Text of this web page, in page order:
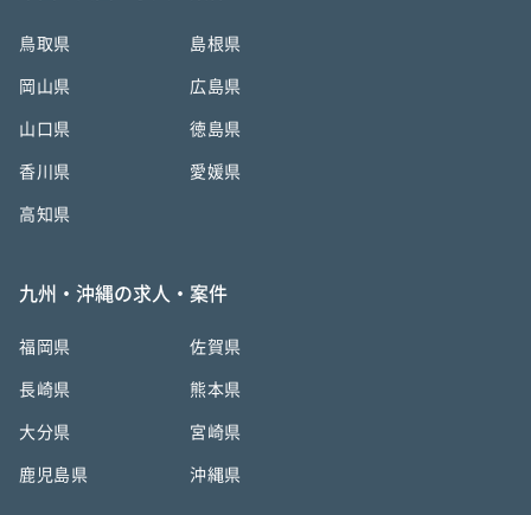
鳥取県 島根県
岡山県 広島県
山口県 徳島県
香川県 愛媛県
高知県
九州・沖縄の求人・案件
福岡県 佐賀県
長崎県 熊本県
大分県 宮崎県
鹿児島県 沖縄県